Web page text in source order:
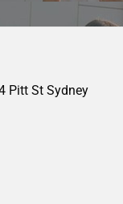
Pitt St Sydney